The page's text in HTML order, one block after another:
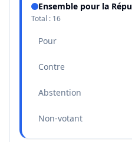
Ensemble pour la
Total : 16
Pour
Contre
Abstention
Non-votant